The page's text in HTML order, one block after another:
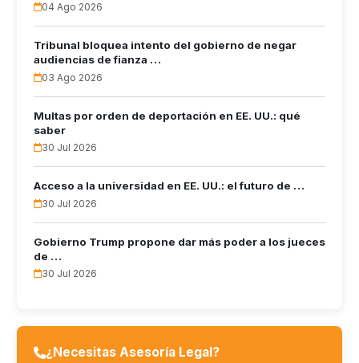
04 Ago 2026
Tribunal bloquea intento del gobierno de negar
audiencias de fianza …
03 Ago 2026
Multas por orden de deportación en EE. UU.: qué
saber
30 Jul 2026
Acceso a la universidad en EE. UU.: el futuro de …
30 Jul 2026
Gobierno Trump propone dar más poder a los jueces
de …
30 Jul 2026
¿Necesitas Asesoría Legal?